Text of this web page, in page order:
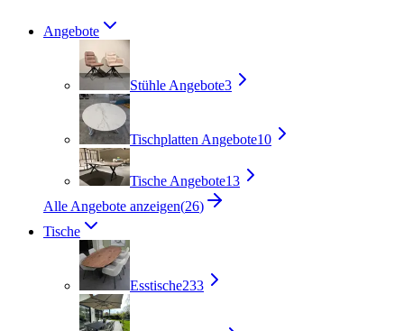
Angebote
Stühle Angebote3
Tischplatten Angebote10
Tische Angebote13
Alle Angebote anzeigen(26)
Tische
Esstische233